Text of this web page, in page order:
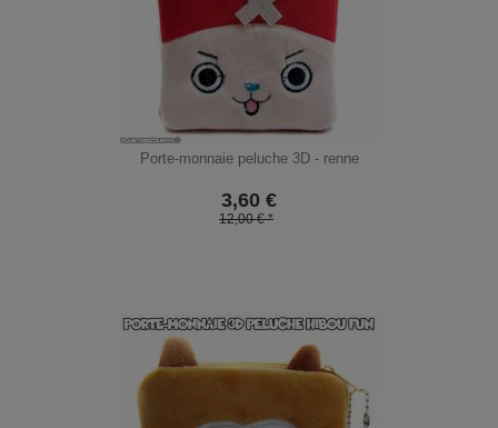
Porte-monnaie peluche 3D - renne
3,60 €
12,00 € *